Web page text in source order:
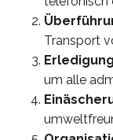
Transport
um alle